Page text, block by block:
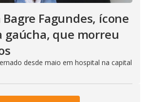
Fagundes, ícone
gaúcha, que morreu
desde maio em hospital na capital